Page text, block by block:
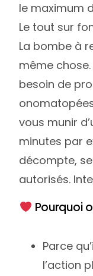
le maximum
Le tout sur
La bombe à
même
besoin de
vous munir
minutes par
décompte,
autorisés.
Pourquoi
Parce
l’action